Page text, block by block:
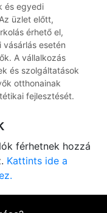
és egyedi
üzlet előtt,
érhető el,
esetén
A vállalkozás
és szolgáltatások
otthonainak
fejlesztését.
férhetnek hozzá
Kattints ide a